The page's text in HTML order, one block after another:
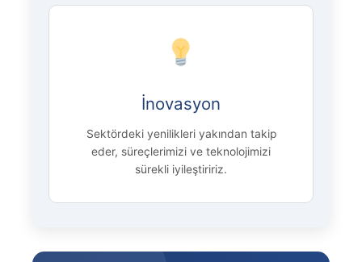
İnovasyon
Sektördeki yenilikleri yakından takip
eder, süreçlerimizi ve teknolojimizi
sürekli iyileştiririz.